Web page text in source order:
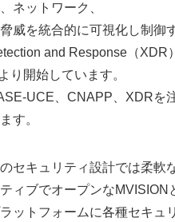
ネットワーク、
威を統合的に可視化し制御
and Response（XDR
り開始しています。
UCE、CNAPP、XDRを
す。
セキュリティ設計では柔軟
ィブでオープンなMVISION
ットフォームに各種セキュ